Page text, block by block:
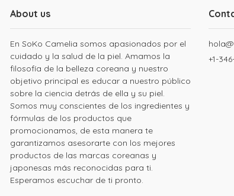
About us
En SoKo Camelia somos apasionados por el
cuidado y la salud de la piel. Amamos la
filosofía de la belleza coreana y nuestro
objetivo principal es educar a nuestro público
sobre la ciencia detrás de ella y su piel.
Somos muy conscientes de los ingredientes y
fórmulas de los productos que
promocionamos, de esta manera te
garantizamos asesorarte con los mejores
productos de las marcas coreanas y
japonesas más reconocidas para ti.
Esperamos escuchar de ti pronto.
+1-